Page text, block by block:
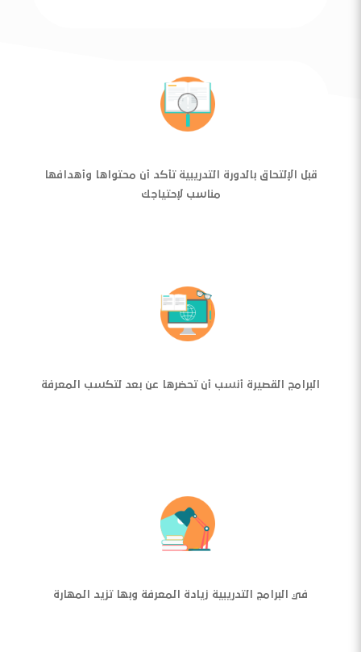
قبل الإلتحاق بالدورة التدريبية تأكد أن محتواها وأهدافها
مناسب لإحتياجك
البرامج القصيرة أنسب أن تحضرها عن بعد لتكسب المعرفة
في البرامج التدريبية زيادة المعرفة وبها تزيد المهارة